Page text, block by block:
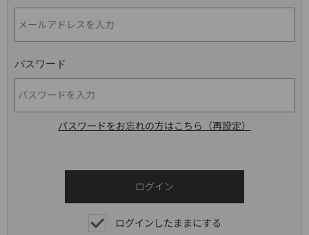
パスワード
パスワードをお忘れの方はこちら（再設定）
ログインしたままにする